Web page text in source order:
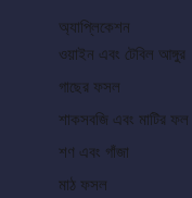
অ্যাপ্লিকেশন
ওয়াইন এবং টেবিল আঙ্গুর
গাছের ফসল
শাকসবজি এবং মাটির ফল
শণ এবং গাঁজা
মাঠ ফসল